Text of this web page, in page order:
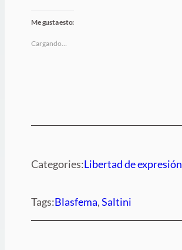
Me gusta esto:
Cargando…
Categories:Libertad de expresión
Tags:Blasfema, Saltini